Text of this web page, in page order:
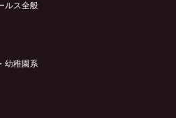
ルス全般
幼稚園系